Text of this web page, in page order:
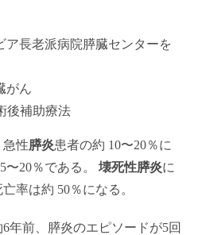
ア長老派病院膵臓センターを
がん
後補助療法
急性膵炎患者の約 10〜20％に
〜20％である。壊死性膵炎に
率は約 50％になる。
年前、膵炎のエピソードが5回